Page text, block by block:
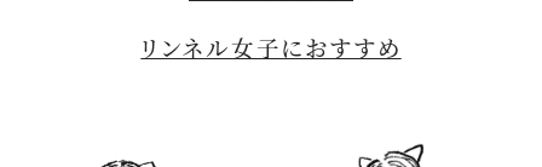
リンネル女子におすすめ